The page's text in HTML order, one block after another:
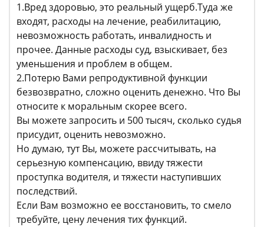
1.Вред здоровью, это реальный ущерб.Туда же
входят, расходы на лечение, реабилитацию,
невозможность работать, инвалидность и
прочее. Данные расходы суд, взыскивает, без
уменьшения и проблем в общем.
2.Потерю Вами репродуктивной функции
безвозвратно, сложно оценить денежно. Что Вы
относите к моральным скорее всего.
Вы можете запросить и 500 тысяч, сколько судья
присудит, оценить невозможно.
Но думаю, тут Вы, можете рассчитывать, на
серьезную компенсацию, ввиду тяжести
проступка водителя, и тяжести наступивших
последствий.
Если Вам возможно ее восстановить, то смело
требуйте, цену лечения тих функций.